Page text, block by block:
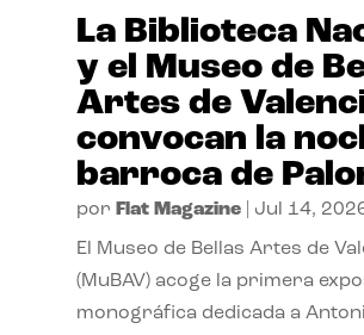
La Biblioteca
y el Museo de
Artes de
convocan la
barroca de
por Flat Magazine| Jul 14,
El Museo de Bellas Artes de
(MuBAV) acoge la primera
monográfica dedicada a